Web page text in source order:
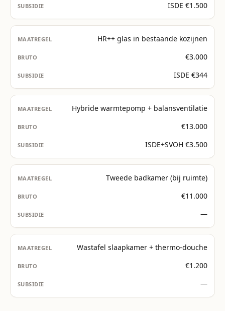
ISDE €1.500
HR++ glas in bestaande kozijnen
€3.000
ISDE €344
Hybride warmtepomp + balansventilatie
€13.000
ISDE+SVOH €3.500
Tweede badkamer (bij ruimte)
€11.000
—
Wastafel slaapkamer + thermo-douche
€1.200
—